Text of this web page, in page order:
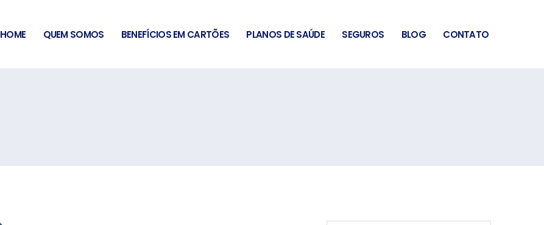
HOME QUEM SOMOS BENEFÍCIOS EM CARTÕES PLANOS DE SAÚDE SEGUROS BLOG CONTATO